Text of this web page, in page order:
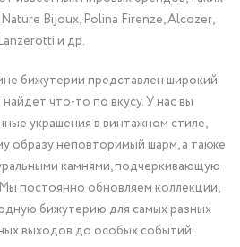
Nature Bijoux, Polina Firenze, Alcozer,
и др.
бижутерии представлен широкий
что-то по вкусу. У нас вы
украшения в винтажном стиле,
образу неповторимый шарм, а также
камнями, подчеркивающую
постоянно обновляем коллекции,
бижутерию для самых разных
выходов до особых событий.